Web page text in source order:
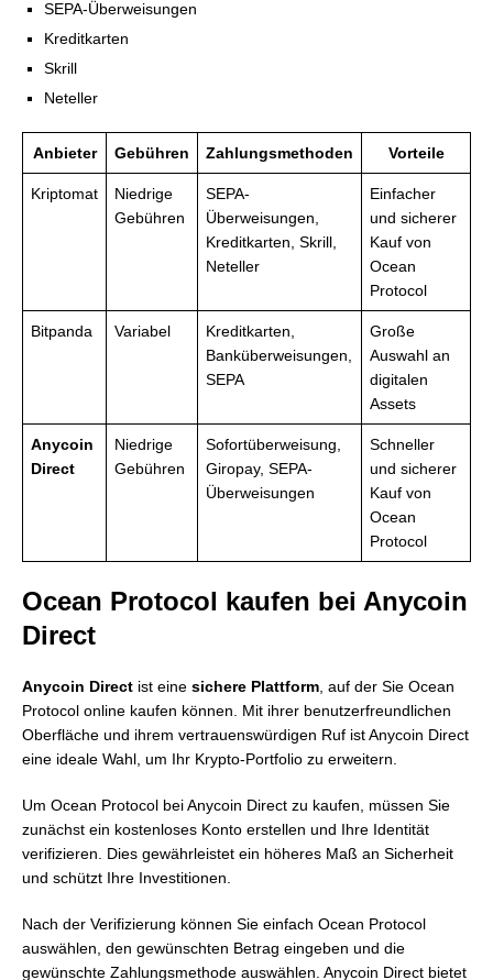
SEPA-Überweisungen
Kreditkarten
Skrill
Neteller
Anbieter Gebühren Zahlungsmethoden Vorteile
Kriptomat
Niedrige
Gebühren
SEPA-
Überweisungen,
Kreditkarten, Skrill,
Neteller
Einfacher
und sicherer
Kauf von
Ocean
Protocol
Bitpanda Variabel
Kreditkarten,
Banküberweisungen,
SEPA
Große
Auswahl an
digitalen
Assets
Anycoin
Direct
Niedrige
Gebühren
Sofortüberweisung,
Giropay, SEPA-
Überweisungen
Schneller
und sicherer
Kauf von
Ocean
Protocol
Ocean Protocol kaufen bei Anycoin
Direct
Anycoin Direct ist eine sichere Plattform , auf der Sie Ocean
Protocol online kaufen können. Mit ihrer benutzerfreundlichen
Oberfläche und ihrem vertrauenswürdigen Ruf ist Anycoin Direct
eine ideale Wahl, um Ihr Krypto-Portfolio zu erweitern.
Um Ocean Protocol bei Anycoin Direct zu kaufen, müssen Sie
zunächst ein kostenloses Konto erstellen und Ihre Identität
verifizieren. Dies gewährleistet ein höheres Maß an Sicherheit
und schützt Ihre Investitionen.
Nach der Verifizierung können Sie einfach Ocean Protocol
auswählen, den gewünschten Betrag eingeben und die
gewünschte Zahlungsmethode auswählen. Anycoin Direct bietet